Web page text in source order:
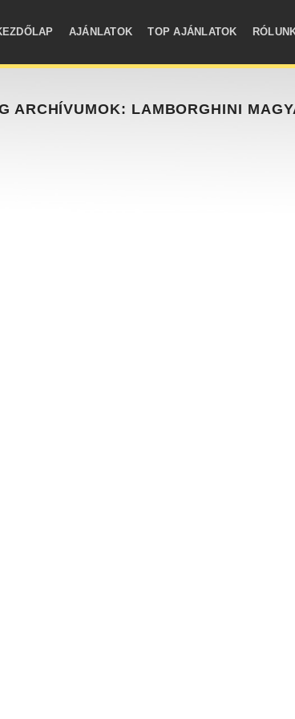
AJÁNLATOK TOP AJÁNLATOK
ARCHÍVUMOK: LAMBORGHINI